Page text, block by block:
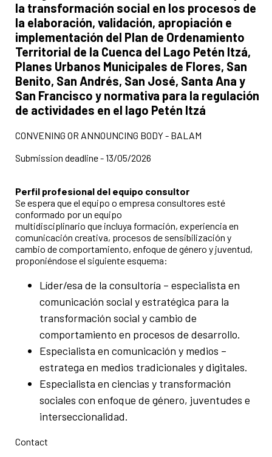
la transformación social en los procesos de
la elaboración, validación, apropiación e
implementación del Plan de Ordenamiento
Territorial de la Cuenca del Lago Petén Itzá,
Planes Urbanos Municipales de Flores, San
Benito, San Andrés, San José, Santa Ana y
San Francisco y normativa para la regulación
de actividades en el lago Petén Itzá
CONVENING OR ANNOUNCING BODY - BALAM
Submission deadline - 13/05/2026
Perfil profesional del equipo consultor
Se espera que el equipo o empresa consultores esté
conformado por un equipo
multidisciplinario que incluya formación, experiencia en
comunicación creativa, procesos de sensibilización y
cambio de comportamiento, enfoque de género y juventud,
proponiéndose el siguiente esquema:
Líder/esa de la consultoría – especialista en
comunicación social y estratégica para la
transformación social y cambio de
comportamiento en procesos de desarrollo.
Especialista en comunicación y medios –
estratega en medios tradicionales y digitales.
Especialista en ciencias y transformación
sociales con enfoque de género, juventudes e
interseccionalidad.
Contact